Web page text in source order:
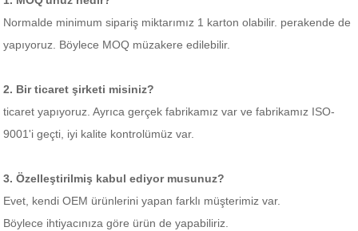
Normalde minimum sipariş miktarımız 1 karton olabilir. perakende de
yapıyoruz. Böylece MOQ müzakere edilebilir.
2. Bir ticaret şirketi misiniz?
ticaret yapıyoruz. Ayrıca gerçek fabrikamız var ve fabrikamız ISO-
9001'i geçti, iyi kalite kontrolümüz var.
3. Özelleştirilmiş kabul ediyor musunuz?
Evet, kendi OEM ürünlerini yapan farklı müşterimiz var.
Böylece ihtiyacınıza göre ürün de yapabiliriz.